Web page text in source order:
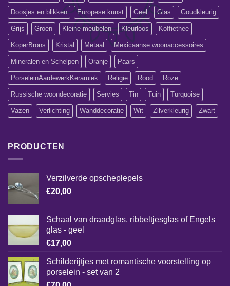
Doosjes en blikken Europese kunst Geel Glas Goudkleurig
Grijs Groen Kleine meubelen Kleurloos Koffiethee
KoperBrons Kristal Metaal Mexicaanse woonaccessoires
Mineralen en Schelpen Oranje Paars
PorseleinAardewerkKeramiek Religie Rood Roze
Russische woondecoratie Servies Tin Tuin Turquoise
Vazen Verlichting Wanddecoratie Wit Zilverkleurig Zwart
PRODUCTEN
Verzilverde opscheplepels
€20,00
Schaal van draadglas, ribbeltjesglas of Engels
glas - geel
€17,00
Schilderijtjes met romantische voorstelling op
porselein - set van 2